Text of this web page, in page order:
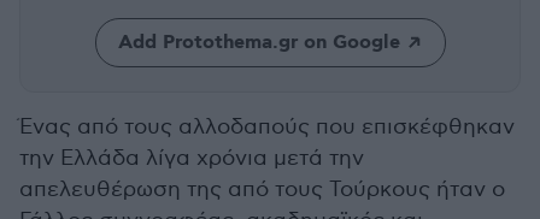
Add Protothema.gr on Google
Ένας από τους αλλοδαπούς που επισκέφθηκαν
την Ελλάδα λίγα χρόνια μετά την
απελευθέρωση της από τους Τούρκους ήταν ο